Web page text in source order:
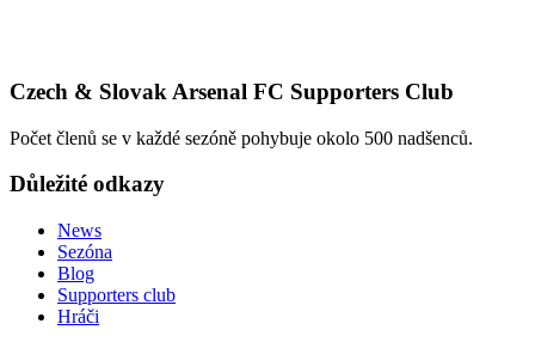
Czech & Slovak Arsenal FC Supporters Club
Počet členů se v každé sezóně pohybuje okolo 500 nadšenců.
Důležité odkazy
News
Sezóna
Blog
Supporters club
Hráči